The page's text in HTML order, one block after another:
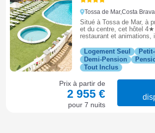
Tossa de Mar,Costa
Situé à Tossa de Mar, à
et du centre, cet hôtel 4★
restaurant et animations,
Costa Brava.
Logement Seul
Demi-Pension
Tout Inclus
Prix à partir de
2 955 €
pour 7 nuits